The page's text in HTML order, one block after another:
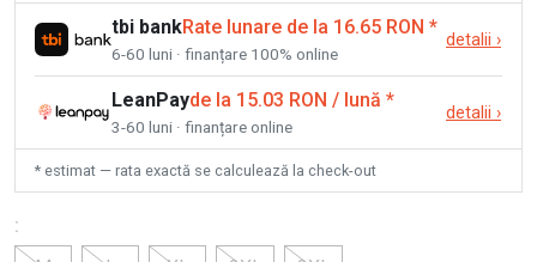
tbi bankRate lunare de la 16.65 RON *
6-60 luni · finanțare 100% online
detalii ›
LeanPayde la 15.03 RON / lună *
3-60 luni · finanțare online
detalii ›
* estimat — rata exactă se calculează la check-out
: